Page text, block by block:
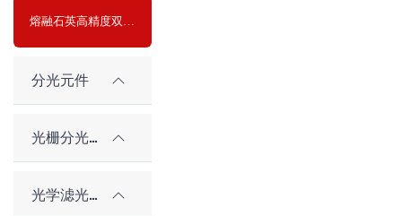
分光元件
光栅分光元件
光学滤光片